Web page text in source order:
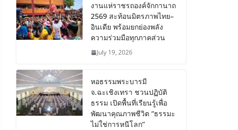
งานแห่ราชรถองค์จักกานาถ
2569 สะท้อนมิตรภาพไทย–
อินเดีย พร้อมยกย่องพลัง
ความร่วมมือทุกภาคส่วน
July 19, 2026
หอธรรมพระบารมี
จ.ฉะเชิงเทรา ชวนปฏิบัติ
ธรรม เปิดพื้นที่เรียนรู้เพื่อ
พัฒนาคุณภาพชีวิต “ธรรมะ
ไม่ใช่การหนีโลก”